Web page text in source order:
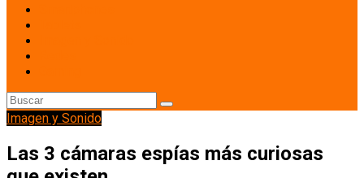
Imagen y Sonido
Las 3 cámaras espías más curiosas